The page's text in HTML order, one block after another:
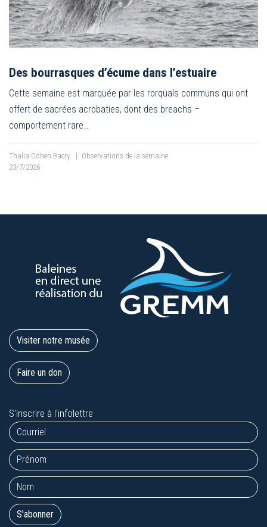
Des bourrasques d’écume dans l’estuaire
Cette semaine est marquée par les rorquals communs qui ont
offert de sacrées acrobaties, dont des breachs –
comportement rare…
Thalia Cohen Bacry | Observations de la semaine
23/7/2026
Visiter notre musée
Faire un don
S'inscrire à l'infolettre